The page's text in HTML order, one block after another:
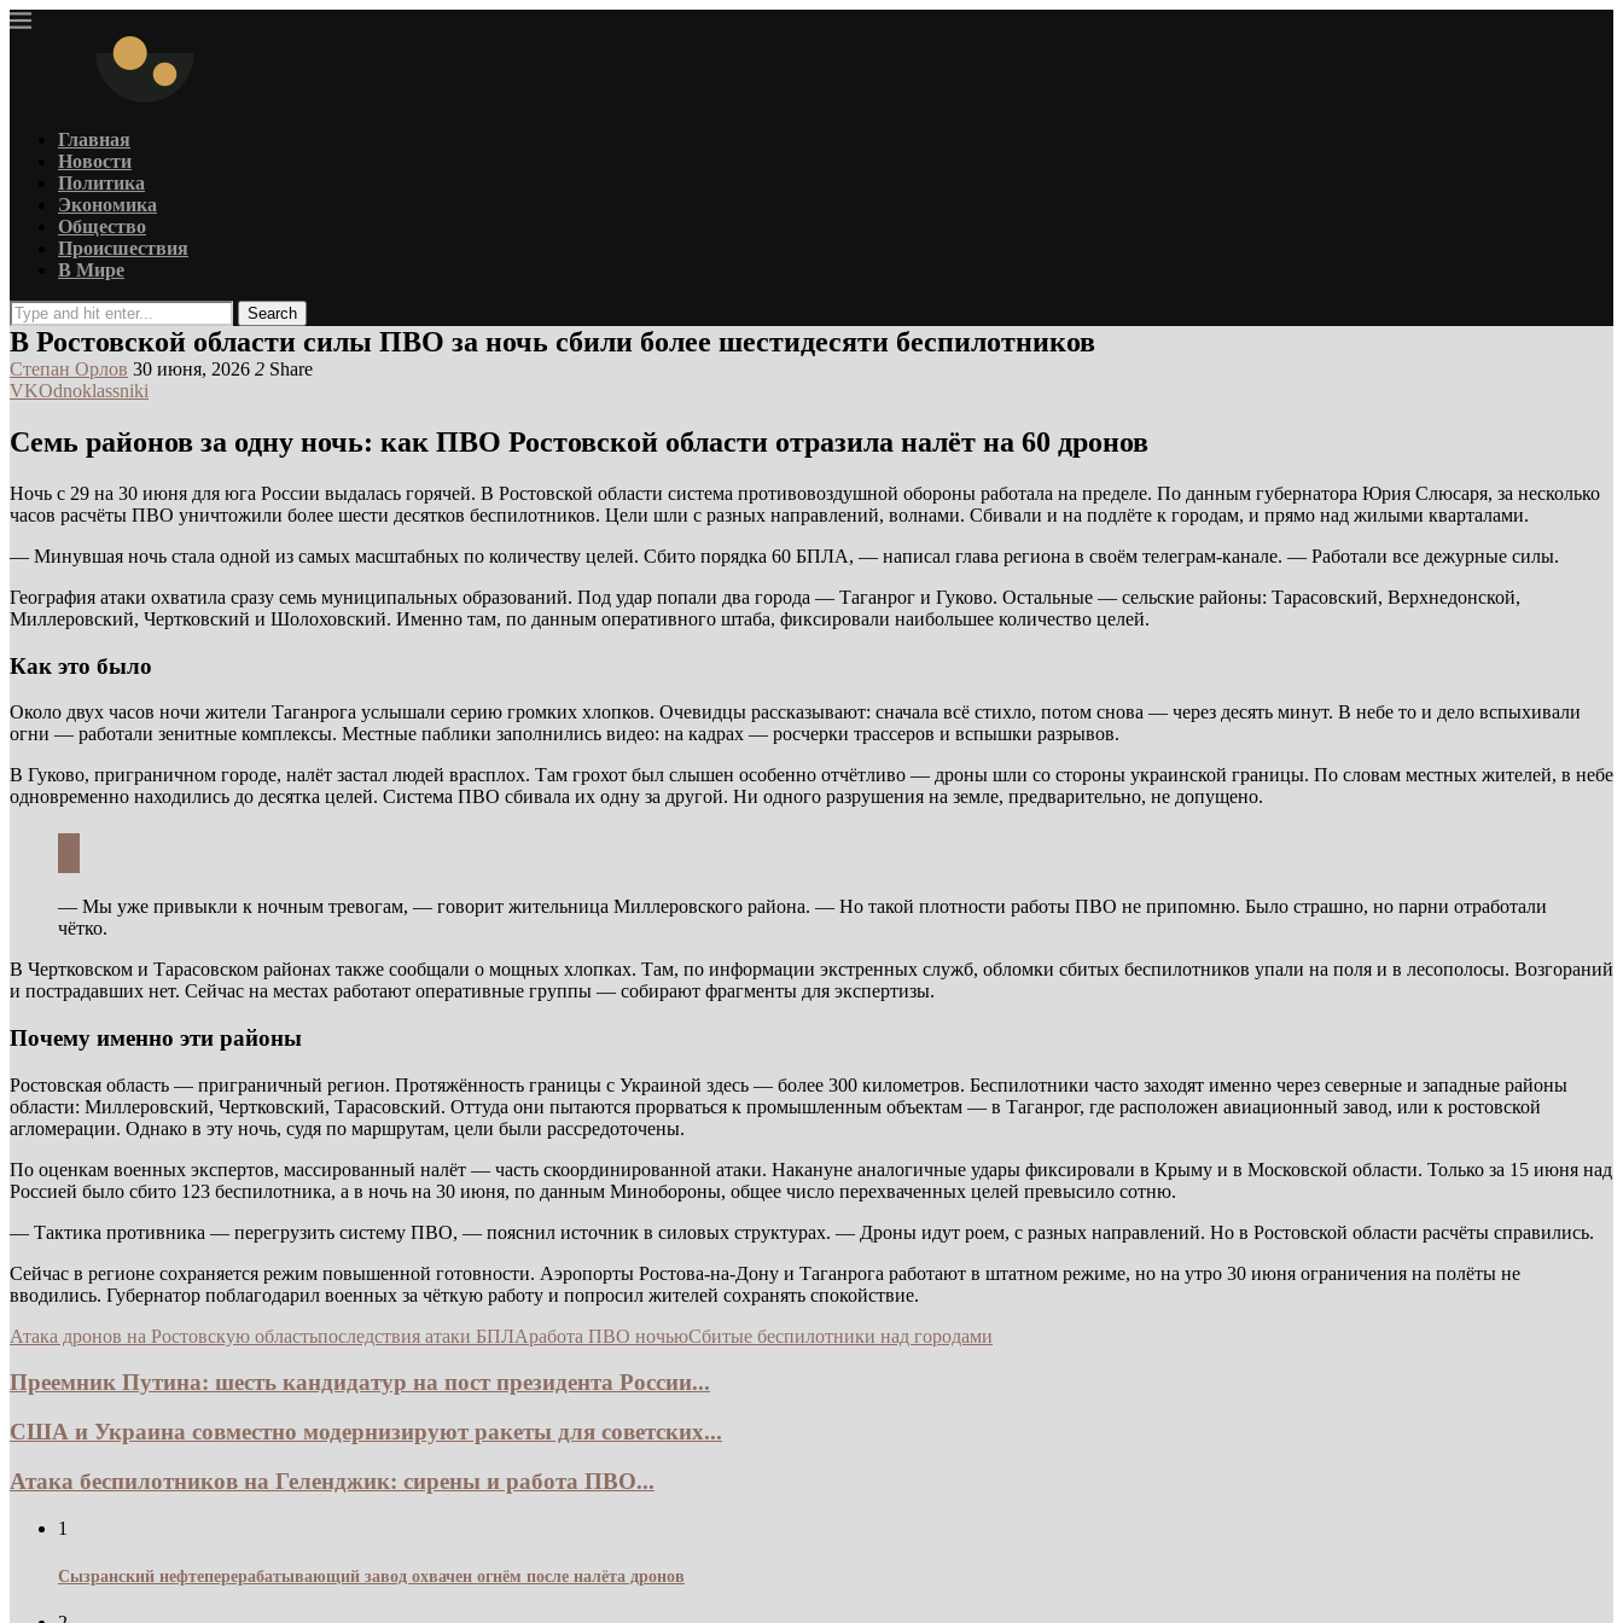
Главная
Новости
Политика
Экономика
Общество
Происшествия
В Мире
Search
В Ростовской области силы ПВО за ночь сбили более шестидесяти беспилотников
Степан Орлов 30 июня, 2026 2 Share
VKOdnoklassniki
Семь районов за одну ночь: как ПВО Ростовской области отразила налёт на 60 дронов
Ночь с 29 на 30 июня для юга России выдалась горячей. В Ростовской области система противовоздушной обороны работала на пределе. По данным губернатора Юрия Слюсаря, за несколько
часов расчёты ПВО уничтожили более шести десятков беспилотников. Цели шли с разных направлений, волнами. Сбивали и на подлёте к городам, и прямо над жилыми кварталами.
— Минувшая ночь стала одной из самых масштабных по количеству целей. Сбито порядка 60 БПЛА, — написал глава региона в своём телеграм-канале. — Работали все дежурные силы.
География атаки охватила сразу семь муниципальных образований. Под удар попали два города — Таганрог и Гуково. Остальные — сельские районы: Тарасовский, Верхнедонской,
Миллеровский, Чертковский и Шолоховский. Именно там, по данным оперативного штаба, фиксировали наибольшее количество целей.
Как это было
Около двух часов ночи жители Таганрога услышали серию громких хлопков. Очевидцы рассказывают: сначала всё стихло, потом снова — через десять минут. В небе то и дело вспыхивали
огни — работали зенитные комплексы. Местные паблики заполнились видео: на кадрах — росчерки трассеров и вспышки разрывов.
В Гуково, приграничном городе, налёт застал людей врасплох. Там грохот был слышен особенно отчётливо — дроны шли со стороны украинской границы. По словам местных жителей, в небе
одновременно находились до десятка целей. Система ПВО сбивала их одну за другой. Ни одного разрушения на земле, предварительно, не допущено.
— Мы уже привыкли к ночным тревогам, — говорит жительница Миллеровского района. — Но такой плотности работы ПВО не припомню. Было страшно, но парни отработали
чётко.
В Чертковском и Тарасовском районах также сообщали о мощных хлопках. Там, по информации экстренных служб, обломки сбитых беспилотников упали на поля и в лесополосы. Возгораний
и пострадавших нет. Сейчас на местах работают оперативные группы — собирают фрагменты для экспертизы.
Почему именно эти районы
Ростовская область — приграничный регион. Протяжённость границы с Украиной здесь — более 300 километров. Беспилотники часто заходят именно через северные и западные районы
области: Миллеровский, Чертковский, Тарасовский. Оттуда они пытаются прорваться к промышленным объектам — в Таганрог, где расположен авиационный завод, или к ростовской
агломерации. Однако в эту ночь, судя по маршрутам, цели были рассредоточены.
По оценкам военных экспертов, массированный налёт — часть скоординированной атаки. Накануне аналогичные удары фиксировали в Крыму и в Московской области. Только за 15 июня над
Россией было сбито 123 беспилотника, а в ночь на 30 июня, по данным Минобороны, общее число перехваченных целей превысило сотню.
— Тактика противника — перегрузить систему ПВО, — пояснил источник в силовых структурах. — Дроны идут роем, с разных направлений. Но в Ростовской области расчёты справились.
Сейчас в регионе сохраняется режим повышенной готовности. Аэропорты Ростова-на-Дону и Таганрога работают в штатном режиме, но на утро 30 июня ограничения на полёты не
вводились. Губернатор поблагодарил военных за чёткую работу и попросил жителей сохранять спокойствие.
Атака дронов на Ростовскую областьпоследствия атаки БПЛАработа ПВО ночьюСбитые беспилотники над городами
Преемник Путина: шесть кандидатур на пост президента России...
США и Украина совместно модернизируют ракеты для советских...
Атака беспилотников на Геленджик: сирены и работа ПВО...
1
Сызранский нефтеперерабатывающий завод охвачен огнём после налёта дронов